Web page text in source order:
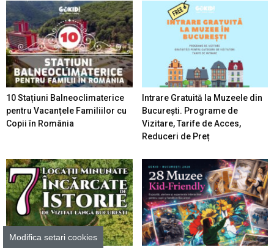
10 Stațiuni Balneoclimaterice
pentru Vacanțele Familiilor cu
Copii în România
Intrare Gratuită la Muzeele din
București. Programe de
Vizitare, Tarife de Acces,
Reduceri de Preț
Modifica setari cookies